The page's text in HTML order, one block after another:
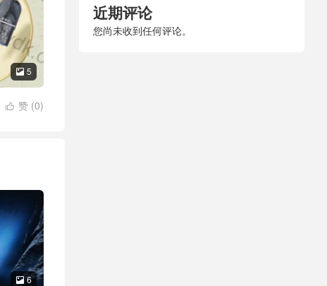
 5
 赞 (0)
 6
近期评论
您尚未收到任何评论。